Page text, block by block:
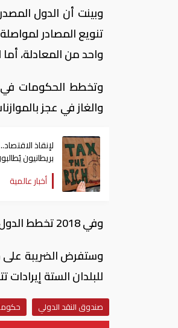
وبينت أن الدول
تنويع المصادر
واحد من المعادلة، أما
وتخطط الحكومات في
والغاز في عجز
لإنقاذ
بريطانيون
الضرائب على
أخبار عالمية
وفي 2018 تخطط الدول الست الأعضاء بمجلس التعاون الخليجي لتطبيق ضريبة القيمة المضافة بنسبة 5%.
وستفرض الضريبة على
للبلدان الستة إيرادات تتجاوز 25 مليار دولار سنوياً، وفق تقدير شركة
صندوق النقد الدولي